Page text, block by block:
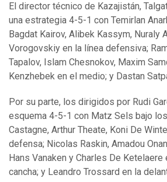
El director técnico de Kazajistán,
una estrategia 4-5-1 con Temirlan
Bagdat Kairov, Alibek Kassym, Nuraly
Vorogovskiy en la línea defensiva;
Tapalov, Islam Chesnokov, Maxim
Kenzhebek en el medio; y Dastan
Por su parte, los dirigidos por Rudi
esquema 4-5-1 con Matz Sels bajo
Castagne, Arthur Theate, Koni De
defensa; Nicolas Raskin, Amadou
Hans Vanaken y Charles De Ketelaere
cancha; y Leandro Trossard en la